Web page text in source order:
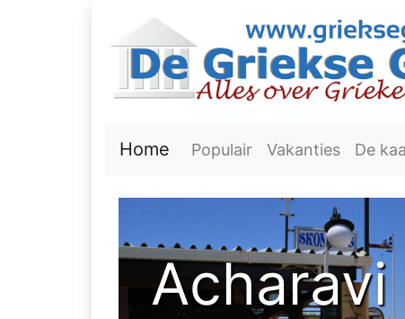
Home Populair Vakanties De
Acharavi